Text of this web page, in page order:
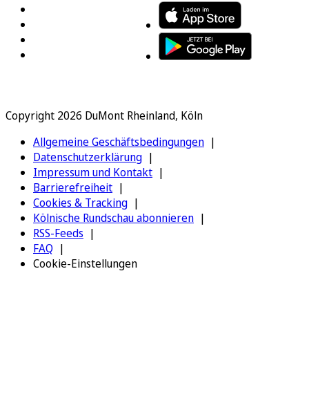
Copyright 2026 DuMont Rheinland, Köln
Allgemeine Geschäftsbedingungen
Datenschutzerklärung
Impressum und Kontakt
Barrierefreiheit
Cookies & Tracking
Kölnische Rundschau abonnieren
RSS-Feeds
FAQ
Cookie-Einstellungen